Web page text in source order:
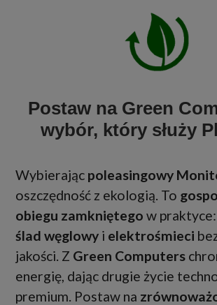
Postaw na Green
wybór, który służy
Wybierając poleasingowy
oszczędność z ekologią. To
obiegu zamkniętego w
ślad węglowy i elektrośmieci
jakości. Z Green Computers
energię, dając drugie życie
premium. Postaw na